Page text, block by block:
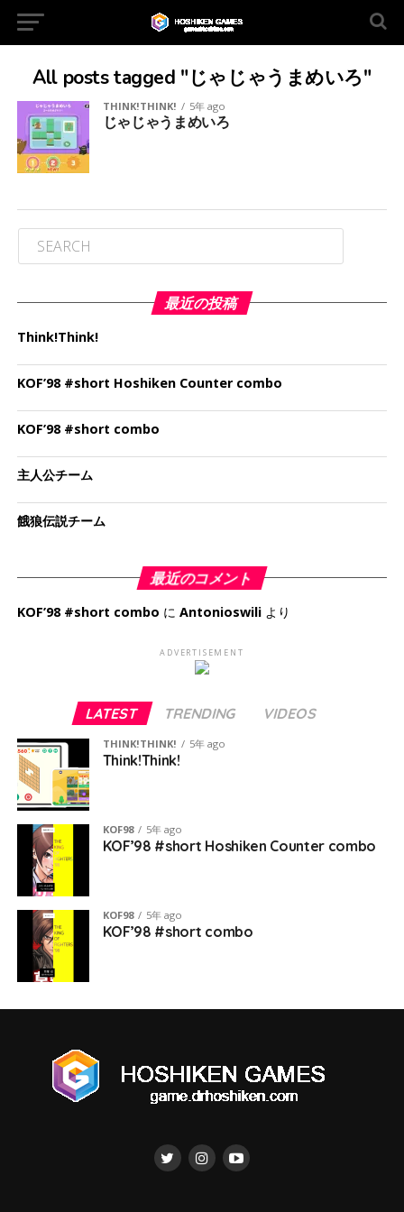
All posts tagged "じゃじゃうまめいろ"
THINK!THINK! 5年 ago
じゃじゃうまめいろ
最近の投稿
Think!Think!
KOF’98 #short Hoshiken Counter combo
KOF’98 #short combo
主人公チーム
餓狼伝説チーム
最近のコメント
KOF’98 #short combo に Antonioswiliより
ADVERTISEMENT
LATEST TRENDING VIDEOS
THINK!THINK! 5年 ago
Think!Think!
KOF98 5年 ago
KOF’98 #short Hoshiken Counter combo
KOF98 5年 ago
KOF’98 #short combo